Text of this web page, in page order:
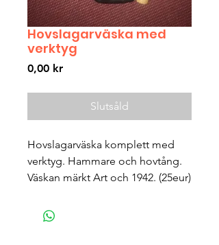
Hovslagarväska med
verktyg
0,00 krPris
Slutsåld
Hovslagarväska komplett med
verktyg. Hammare och hovtång.
Väskan märkt Art och 1942. (25eur)